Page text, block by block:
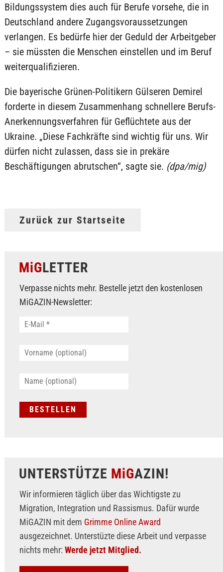
Bildungssystem dies auch für Berufe vorsehe, die in
Deutschland andere Zugangsvoraussetzungen
verlangen. Es bedürfe hier der Geduld der Arbeitgeber
– sie müssten die Menschen einstellen und im Beruf
weiterqualifizieren.
Die bayerische Grünen-Politikern Gülseren Demirel
forderte in diesem Zusammenhang schnellere Berufs-
Anerkennungsverfahren für Geflüchtete aus der
Ukraine. „Diese Fachkräfte sind wichtig für uns. Wir
dürfen nicht zulassen, dass sie in prekäre
Beschäftigungen abrutschen“, sagte sie. (dpa/mig)
Zurück zur Startseite
MiGLETTER
Verpasse nichts mehr. Bestelle jetzt den kostenlosen
MiGAZIN-Newsletter:
UNTERSTÜTZE MiGAZIN!
Wir informieren täglich über das Wichtigste zu
Migration, Integration und Rassismus. Dafür wurde
MiGAZIN mit dem Grimme Online Award
ausgezeichnet. Unterstüzte diese Arbeit und verpasse
nichts mehr: Werde jetzt Mitglied.